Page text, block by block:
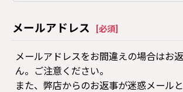
メールアドレス 必須
メールアドレスをお間違えの場合はお
ん。ご注意ください。
また、弊店からのお返事が迷惑メール